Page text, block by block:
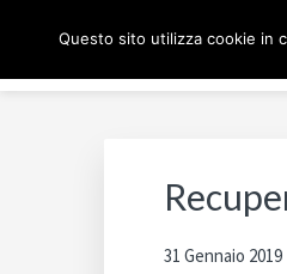
navigazione
contenuto
piè
footer
31 Gennaio 2019
Questo sito utilizza cookie in